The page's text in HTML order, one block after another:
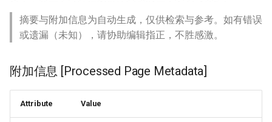
摘要与附加信息为自动生成，仅供检索与参考。如有错误
或遗漏（未知），请协助编辑指正，不胜感激。
附加信息 [Processed Page Metadata]
Attribute Value